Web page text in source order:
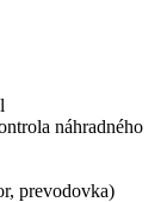
náhradného
prevodovka)